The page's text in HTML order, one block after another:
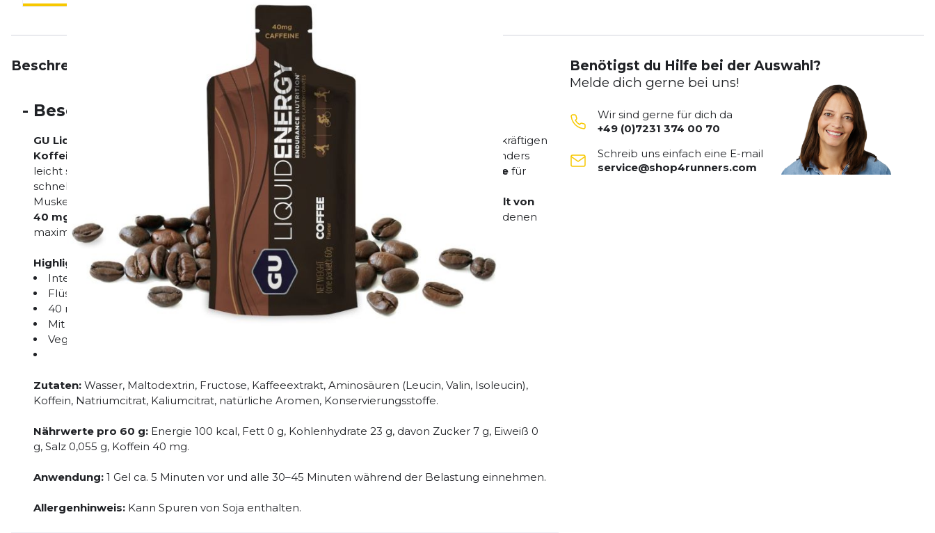
Beschreibung Bewertungen
- Beschreibung
GU Liquid Energy Coffee (60 g) – intensiver Kaffee-Geschmack
kombiniert mit einem kräftigen
Koffein-Kick
für maximale Leistung und Fokus. Diese flüssige Gel-Formel lässt sich besonders
leicht schlucken und liefert eine ausgewogene Mischung aus
Fructose für
schnelle und langanhaltende Energie. Mit
450 mg BCAAs
Muskelerholung und
55 mg Natrium für den Elektrolytausgleich. Der hohe
Koffeingehalt von
40 mg
pro Portion macht es ideal für intensive Trainingseinheiten oder Wettkämpfe, bei denen
maximale Konzentration gefordert ist.
Highlights:
Intensiver Kaffee-Geschmack
Flüssige Konsistenz für leichte Einnahme
40 mg Koffein für Energie & Fokus
Mit BCAAs & Elektrolyten
Vegan & glutenfrei
Zutaten: Wasser, Maltodextrin, Fructose, Kaffeeextrakt, Aminosäuren (Leucin, Valin, Isoleucin),
Koffein, Natriumcitrat, Kaliumcitrat, natürliche Aromen, Konservierungsstoffe.
Nährwerte pro 60 g: Energie 100 kcal, Fett 0 g, Kohlenhydrate 23 g, davon Zucker 7 g, Eiweiß 0
g, Salz 0,055 g, Koffein 40 mg.
Anwendung: 1 Gel ca. 5 Minuten vor und alle 30–45 Minuten während der Belastung einnehmen.
Allergenhinweis: Kann Spuren von Soja enthalten.
Benötigst du Hilfe bei der Auswahl?
Melde dich gerne bei uns!
Wir sind gerne für dich da
+49 (0)7231 374 00 70
Schreib uns einfach eine E-mail
service@shop4runners.com